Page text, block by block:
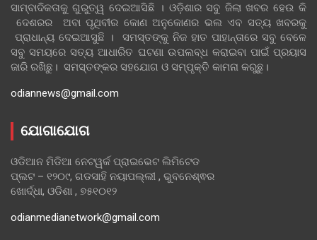
ସାମ୍ବାଦିକତାକୁ ଗୁରୁତ୍ୱ ଦେଇଆସିଛି । ଓଡ଼ିଶାର ସବୁ ଜିଲା ଖବର ହେଉ କି
ଦେଶରର ଅବା ପୃଥିବୀର କୋଣ ଅନୁକୋଣର ଭଲ ଏବ ସତ୍ୟ ଖବରକୁ
ପ୍ରାଧାନ୍ୟ ଦେଇଆସୁଛି । ସମସ୍ତଙ୍କୁ ନିଜ ହାତ ପାହାନ୍ତାରେ ସବୁ ବେଳେ
ସବୁ ସମୟରେ ସତ୍ୟ ଆଧାରିତ ଘଟଣା ଉପଲବ୍ଧ କରାଇବା ପାଇଁ ପ୍ରୟାସ
ଜାରି ରଖିଛୁ। ସମସ୍ତଙ୍କର ସହଯୋଗ ଓ ସମ୍ପୃକ୍ତି କାମନା କରୁଛୁ।
odiannews@gmail.com
ଯୋଗାଯୋଗ
ଓଡିଆନ ମିଡିଆ ନେଟୱର୍କ ପ୍ରାଇଭେଟ ଲିମିଟେଡ
ପ୍ଲଟ – ୧୨୦୯, ଗଡସାହି ନୟାପଲ୍ଲୀ , ଭୁବନେଶ୍ଵର
ଖୋର୍ଦ୍ଧା, ଓଡିଶା , ୭୫୧୦୧୨
odianmedianetwork@gmail.com